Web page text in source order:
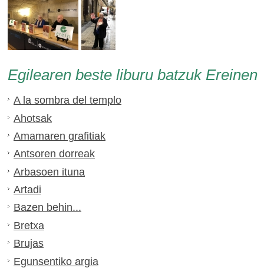
Egilearen beste liburu batzuk Ereinen
A la sombra del templo
Ahotsak
Amamaren grafitiak
Antsoren dorreak
Arbasoen ituna
Artadi
Bazen behin...
Bretxa
Brujas
Egunsentiko argia